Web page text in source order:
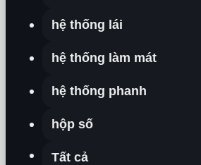
hệ thống lái
hệ thống làm mát
hệ thống phanh
hộp số
Tất cả